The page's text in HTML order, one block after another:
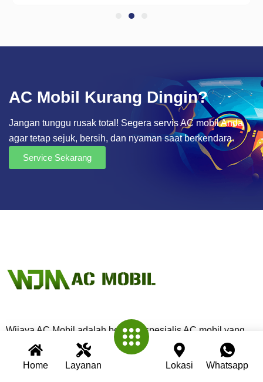
Home Layanan Lokasi Whatsapp
AC Mobil Kurang Dingin?
Jangan tunggu rusak total! Segera servis AC mobil Anda
agar tetap sejuk, bersih, dan nyaman saat berkendara.
Service Sekarang
Wijaya AC Mobil adalah bengkel spesialis AC mobil yang
telah berpengalaman lebih dari 30 tahun. Kami berkomitmen
memberikan layanan terbaik dengan teknisi profesional,